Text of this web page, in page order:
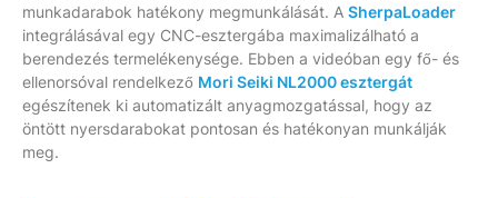
munkadarabok hatékony megmunkálását. A SherpaLoader
integrálásával egy CNC-esztergába maximalizálható a
berendezés termelékenysége. Ebben a videóban egy fő- és
ellenorsóval rendelkező Mori Seiki NL2000 esztergát
egészítenek ki automatizált anyagmozgatással, hogy az
öntött nyersdarabokat pontosan és hatékonyan munkálják
meg.